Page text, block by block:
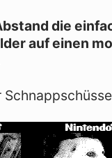
die
auf einen